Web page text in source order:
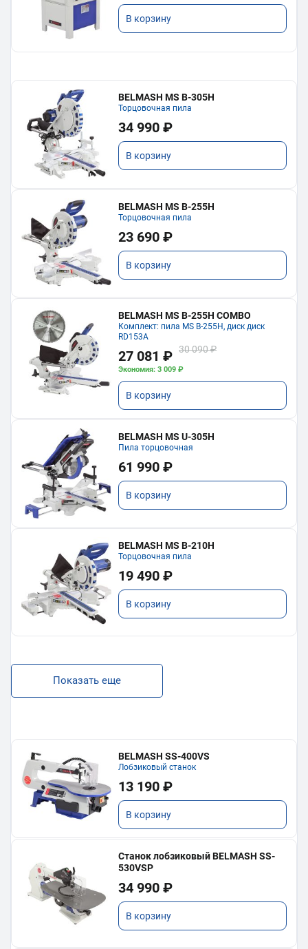
В корзину
BELMASH MS B-305H
Торцовочная пила
34 990 ₽
В корзину
BELMASH MS B-255H
Торцовочная пила
23 690 ₽
В корзину
BELMASH MS B-255H COMBO
Комплект: пила MS B-255H, диск диск
RD153A
27 081 ₽ 30 090 ₽
Экономия: 3 009 ₽
В корзину
BELMASH MS U-305H
Пила торцовочная
61 990 ₽
В корзину
BELMASH MS B-210H
Торцовочная пила
19 490 ₽
В корзину
Показать еще
BELMASH SS-400VS
Лобзиковый станок
13 190 ₽
В корзину
Станок лобзиковый BELMASH SS-
530VSP
34 990 ₽
В корзину